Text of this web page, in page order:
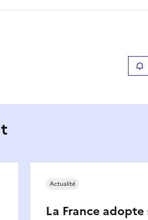
le lien de la page dans le presse-papier
La France adopte
Actualité